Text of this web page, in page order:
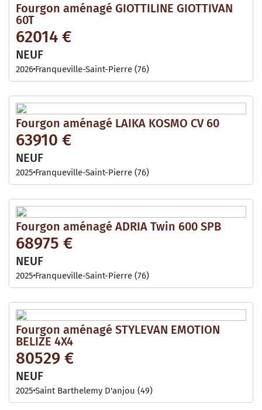
Fourgon aménagé GIOTTILINE GIOTTIVAN
60T
62014 €
NEUF
2026 Franqueville-Saint-Pierre (76)
Fourgon aménagé LAIKA KOSMO CV 60
63910 €
NEUF
2025 Franqueville-Saint-Pierre (76)
Fourgon aménagé ADRIA Twin 600 SPB
68975 €
NEUF
2025 Franqueville-Saint-Pierre (76)
Fourgon aménagé STYLEVAN EMOTION
BELIZE 4X4
80529 €
NEUF
2025 Saint Barthelemy D'anjou (49)